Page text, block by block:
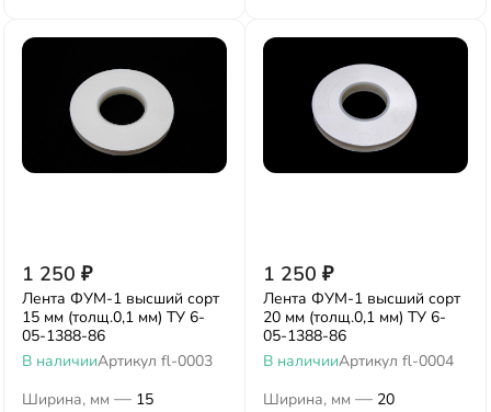
1 250 ₽
Лента ФУМ-1 высший сорт
15 мм (толщ.0,1 мм) ТУ 6-
05-1388-86
В наличииАртикул fl-0003
Ширина, мм — 15
1 250 ₽
Лента ФУМ-1 высший сорт
20 мм (толщ.0,1 мм) ТУ 6-
05-1388-86
В наличииАртикул fl-0004
Ширина, мм — 20